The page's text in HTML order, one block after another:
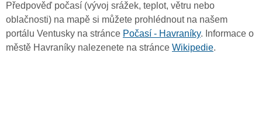
Předpověď počasí (vývoj srážek, teplot, větru nebo
oblačnosti) na mapě si můžete prohlédnout na našem
portálu Ventusky na stránce Počasí - Havraníky. Informace o
městě Havraníky nalezenete na stránce Wikipedie.